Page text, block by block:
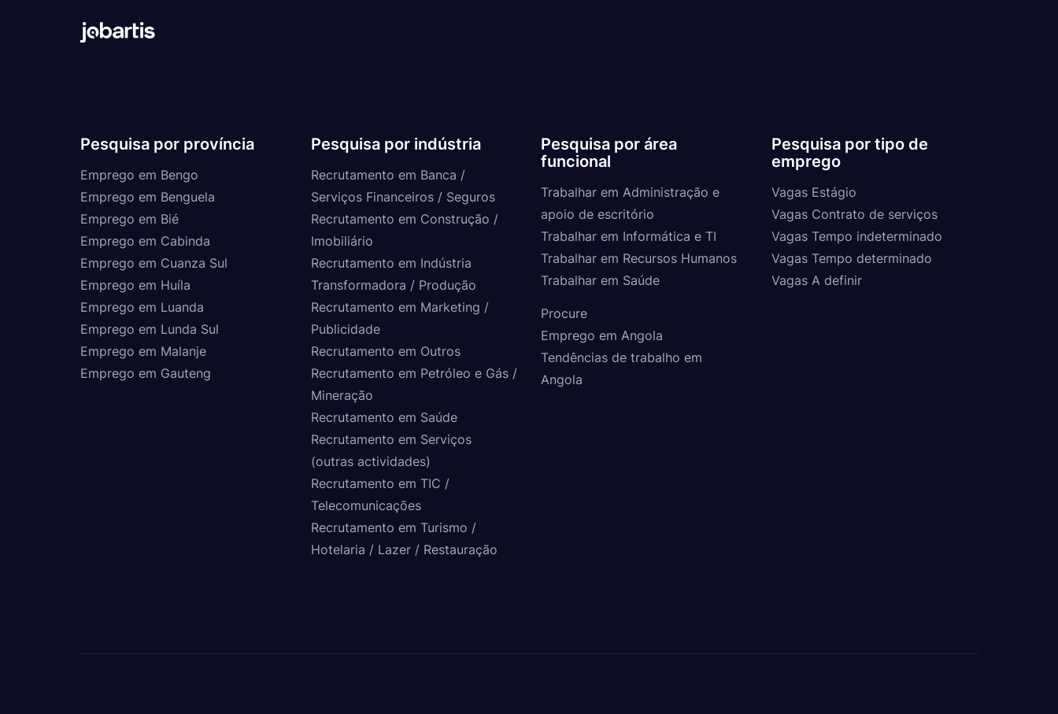
Pesquisa por província
Emprego em Bengo
Emprego em Benguela
Emprego em Bié
Emprego em Cabinda
Emprego em Cuanza Sul
Emprego em Huíla
Emprego em Luanda
Emprego em Lunda Sul
Emprego em Malanje
Emprego em Gauteng
Pesquisa por indústria
Recrutamento em Banca /
Serviços Financeiros / Seguros
Recrutamento em Construção /
Imobiliário
Recrutamento em Indústria
Transformadora / Produção
Recrutamento em Marketing /
Publicidade
Recrutamento em Outros
Recrutamento em Petróleo e Gás /
Mineração
Recrutamento em Saúde
Recrutamento em Serviços
(outras actividades)
Recrutamento em TIC /
Telecomunicações
Recrutamento em Turismo /
Hotelaria / Lazer / Restauração
Pesquisa por área
funcional
Trabalhar em Administração e
apoio de escritório
Trabalhar em Informática e TI
Trabalhar em Recursos Humanos
Trabalhar em Saúde
Pesquisa por tipo de
emprego
Vagas Estágio
Vagas Contrato de serviços
Vagas Tempo indeterminado
Vagas Tempo determinado
Vagas A definir
Procure
Emprego em Angola
Tendências de trabalho em
Angola